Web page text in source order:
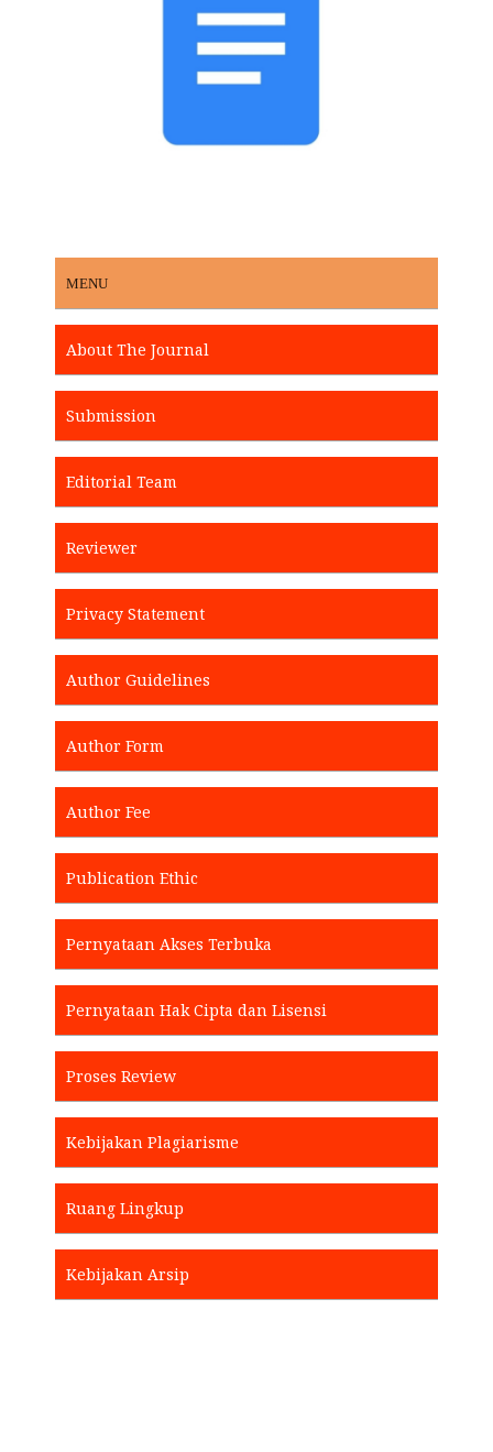
MENU
About The Journal
Submission
Editorial Team
Reviewer
Privacy Statement
Author Guidelines
Author Form
Author Fee
Publication Ethic
Pernyataan Akses Terbuka
Pernyataan Hak Cipta dan Lisensi
Proses Review
Kebijakan Plagiarisme
Ruang Lingkup
Kebijakan Arsip